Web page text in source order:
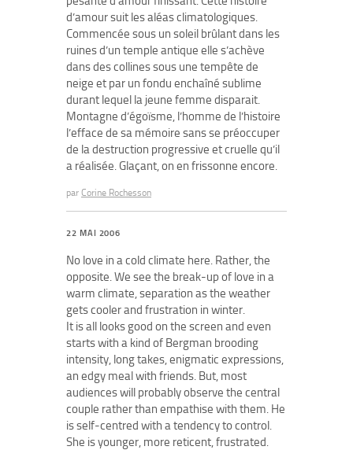
d’amour suit les aléas climatologiques.
Commencée sous un soleil brûlant dans les
ruines d’un temple antique elle s’achève
dans des collines sous une tempête de
neige et par un fondu enchaîné sublime
durant lequel la jeune femme disparait.
Montagne d’égoïsme, l’homme de l’histoire
l’efface de sa mémoire sans se préoccuper
de la destruction progressive et cruelle qu’il
a réalisée. Glaçant, on en frissonne encore.
par Corine Rochesson
22 MAI 2006
No love in a cold climate here. Rather, the
opposite. We see the break-up of love in a
warm climate, separation as the weather
gets cooler and frustration in winter.
It is all looks good on the screen and even
starts with a kind of Bergman brooding
intensity, long takes, enigmatic expressions,
an edgy meal with friends. But, most
audiences will probably observe the central
couple rather than empathise with them. He
is self-centred with a tendency to control.
She is younger, more reticent, frustrated.